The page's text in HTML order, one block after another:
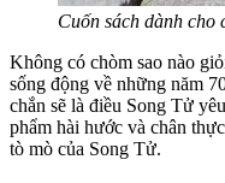
Cuốn sách dành cho
Không có chòm sao nào
sống động về những năm
chắn sẽ là điều Song Tử
phẩm hài hước và chân
tò mò của Song Tử.